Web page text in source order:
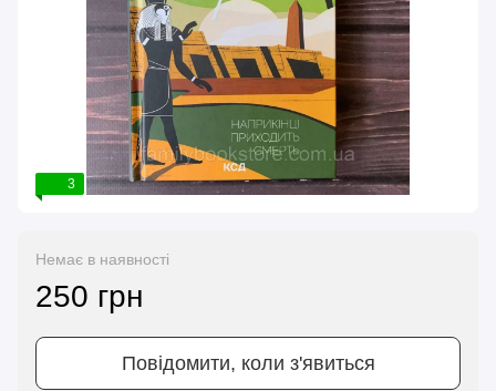
3
Немає в наявності
250 грн
Повідомити, коли з'явиться